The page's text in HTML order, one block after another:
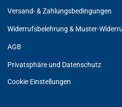
Versand- & Zahlungsbedingungen
Widerrufsbelehrung & Muster-
AGB
Privatsphäre und Datenschutz
Cookie Einstellungen